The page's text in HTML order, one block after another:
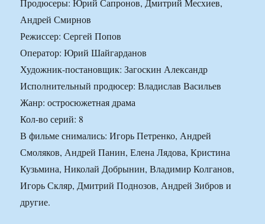
Продюсеры: Юрий Сапронов, Дмитрий Месхиев,
Андрей Смирнов
Режиссер: Сергей Попов
Оператор: Юрий Шайгарданов
Художник-постановщик: Загоскин Александр
Исполнительный продюсер: Владислав Васильев
Жанр: остросюжетная драма
Кол-во серий: 8
В фильме снимались: Игорь Петренко, Андрей
Смоляков, Андрей Панин, Елена Лядова, Кристина
Кузьмина, Николай Добрынин, Владимир Колганов,
Игорь Скляр, Дмитрий Поднозов, Андрей Зибров и
другие.